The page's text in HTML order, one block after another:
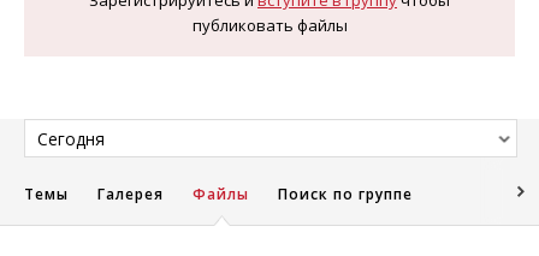
публиковать файлы
Сегодня
Темы Галерея Файлы Поиск по группе